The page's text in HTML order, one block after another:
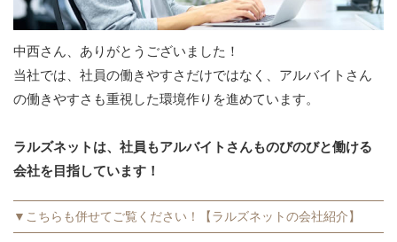
中西さん、ありがとうございました！
当社では、社員の働きやすさだけではなく、アルバイトさん
の働きやすさも重視した環境作りを進めています。
ラルズネットは、社員もアルバイトさんものびのびと働ける
会社を目指しています！
▼こちらも併せてご覧ください！【ラルズネットの会社紹介】